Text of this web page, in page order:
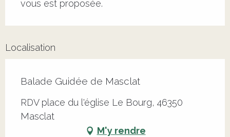
vous est proposée.
Localisation
Balade Guidée de Masclat
RDV place du l'église Le Bourg, 46350
Masclat
M'y rendre